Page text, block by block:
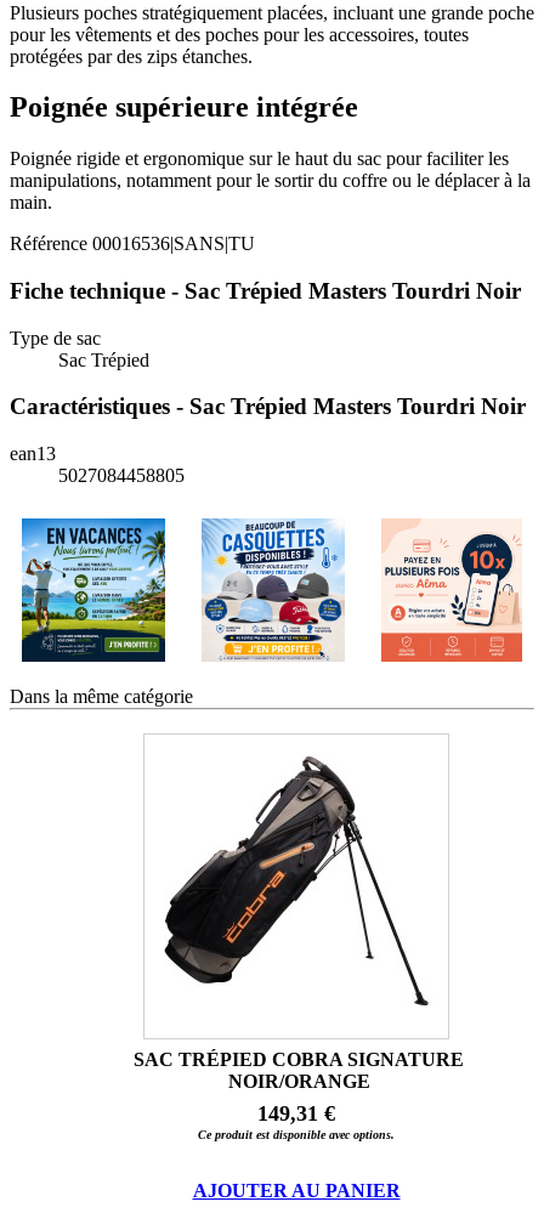
Plusieurs poches stratégiquement placées, incluant une grande poche
pour les vêtements et des poches pour les accessoires, toutes
protégées par des zips étanches.
Poignée supérieure intégrée
Poignée rigide et ergonomique sur le haut du sac pour faciliter les
manipulations, notamment pour le sortir du coffre ou le déplacer à la
main.
Référence 00016536|SANS|TU
Fiche technique - Sac Trépied Masters Tourdri Noir
Type de sac
Sac Trépied
Caractéristiques - Sac Trépied Masters Tourdri Noir
ean13
5027084458805
Dans la même catégorie
SAC TRÉPIED COBRA SIGNATURE
NOIR/ORANGE
149,31 €
Ce produit est disponible avec options.
AJOUTER AU PANIER